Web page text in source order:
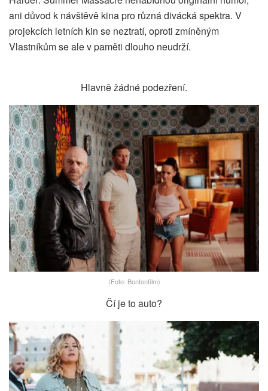
ani důvod k návštěvě kina pro různá divácká spektra. V
projekcích letních kin se neztratí, oproti zmíněným
Vlastníkům se ale v paměti dlouho neudrží.
Hlavně žádné podezření.
(Foto: Bontonfilm)
Čí je to auto?